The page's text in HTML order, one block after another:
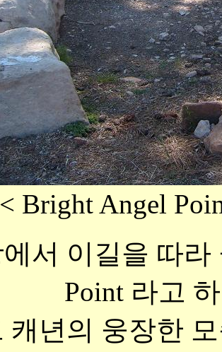
Bright Angel
서 이길을 따
Point 라고
캐년의 웅장한